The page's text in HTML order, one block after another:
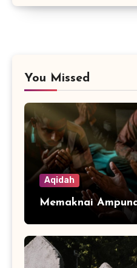
You Missed
Aqidah
Memaknai